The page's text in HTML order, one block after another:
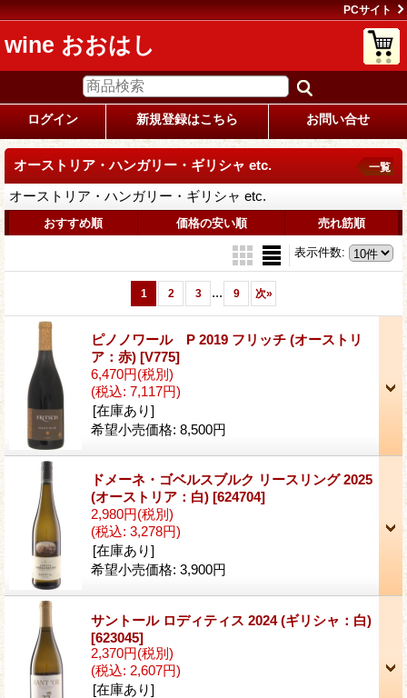
PCサイト
wine おおはし
ログイン 新規登録はこちら お問い合せ
オーストリア・ハンガリー・ギリシャ etc.
オーストリア・ハンガリー・ギリシャ etc.
一覧
おすすめ順 価格の安い順 売れ筋順
表示件数:
1 2 3 ... 9 次»
ピノノワール P 2019 フリッチ (オーストリ
ア：赤) [V775]
6,470円(税別)
(税込: 7,117円)
[在庫あり]
希望小売価格: 8,500円
ドメーネ・ゴベルスブルク リースリング 2025
(オーストリア：白) [624704]
2,980円(税別)
(税込: 3,278円)
[在庫あり]
希望小売価格: 3,900円
サントール ロディティス 2024 (ギリシャ：白)
[623045]
2,370円(税別)
(税込: 2,607円)
[在庫あり]